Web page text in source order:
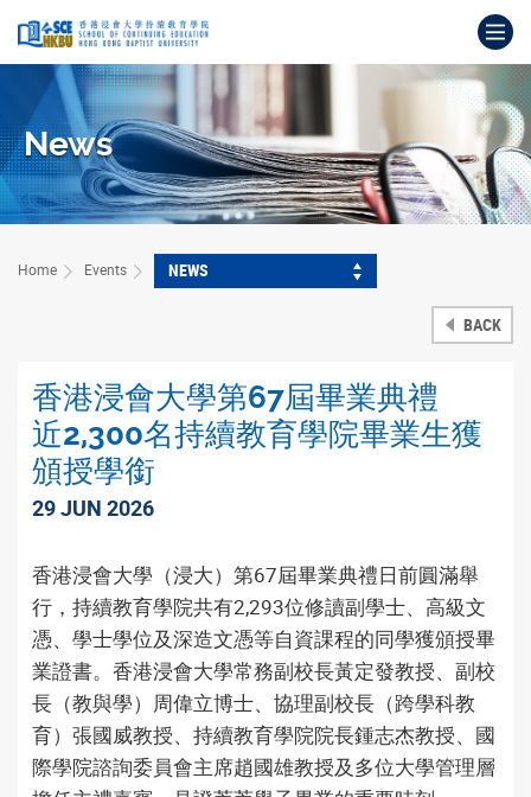
content
content
start
News
Home Events NEWS
BACK
香港浸會大學第67屆畢業典禮
近2,300名持續教育學院畢業生獲
頒授學銜
29 JUN 2026
香港浸會大學（浸大）第67屆畢業典禮日前圓滿舉
行，持續教育學院共有2,293位修讀副學士、高級文
憑、學士學位及深造文憑等自資課程的同學獲頒授畢
業證書。香港浸會大學常務副校長黃定發教授、副校
長（教與學）周偉立博士、協理副校長（跨學科教
育）張國威教授、持續教育學院院長鍾志杰教授、國
際學院諮詢委員會主席趙國雄教授及多位大學管理層